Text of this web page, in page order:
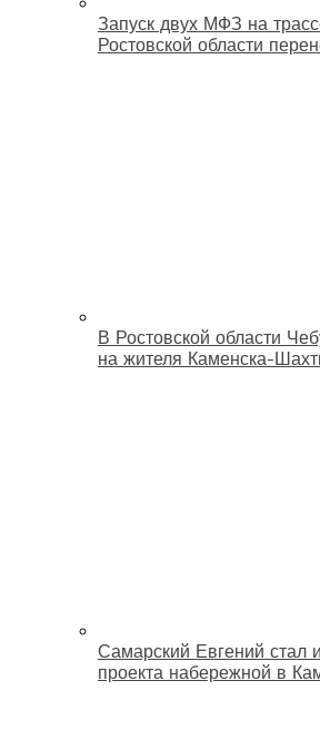
Запуск двух МФЗ на
Ростовской области
В Ростовской области
на жителя Каменска-
Самарский Евгений стал
проекта набережной в